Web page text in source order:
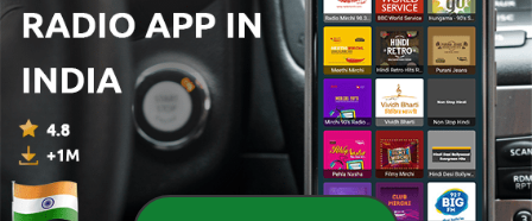
Holy Koran TED Radio Hour